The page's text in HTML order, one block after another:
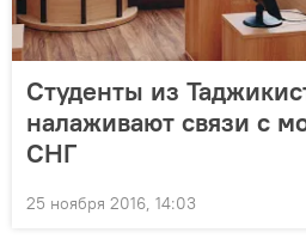
Студенты из
налаживают связи с
СНГ
25 ноября 2016, 14:03